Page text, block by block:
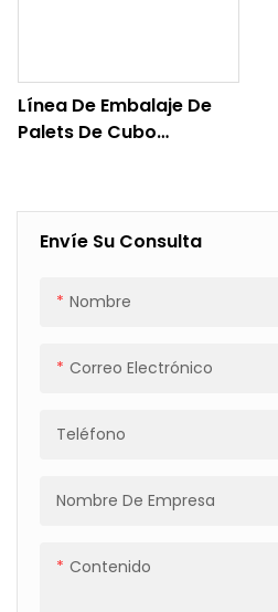
Envíe Su Consulta
Nombre
Correo Electrónico
Teléfono
Nombre De Empresa
Contenido
Línea De Embalaje De
Palets De Cubo
Automotriz A Prueba De
Rayones